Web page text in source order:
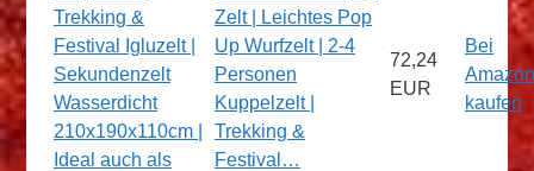
Zelt | Leichtes Pop
Up Wurfzelt | 2-4
Personen
Kuppelzelt |
Trekking &
Festival…
72,24
EUR
Bei
Amazon
kaufen